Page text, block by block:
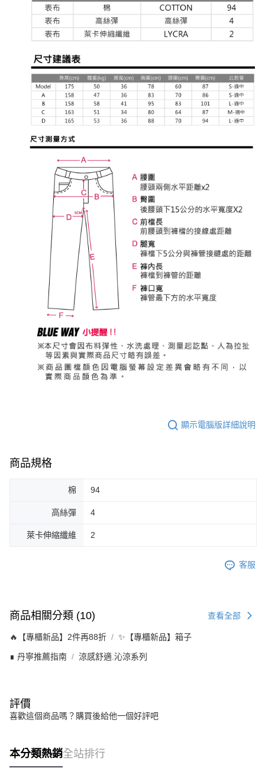
顯示電腦版詳細說明
商品規格
棉 94
高絲彈 4
萊卡伸縮纖維 2
客服
商品相關分類 (10) 查看全部
🔥【專櫃新品】2件再88折 ✨【專櫃新品】箱子
∎ 丹寧推薦指南 涼感舒適.沁涼系列
評價
喜歡這個商品嗎？購買後給他一個好評吧
本分類熱銷全站排行